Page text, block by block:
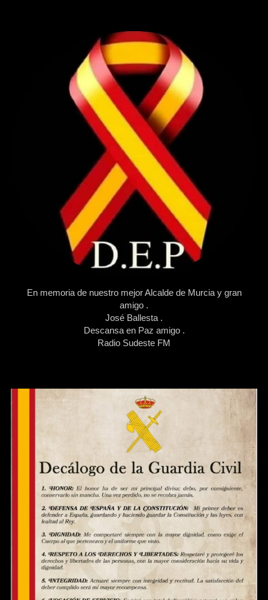
En memoria de nuestro mejor Alcalde de Murcia y gran
amigo .
José Ballesta .
Descansa en Paz amigo .
Radio Sudeste FM